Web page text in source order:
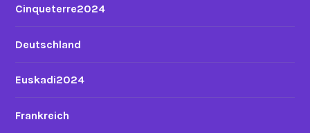
Cinqueterre2024
Deutschland
Euskadi2024
Frankreich